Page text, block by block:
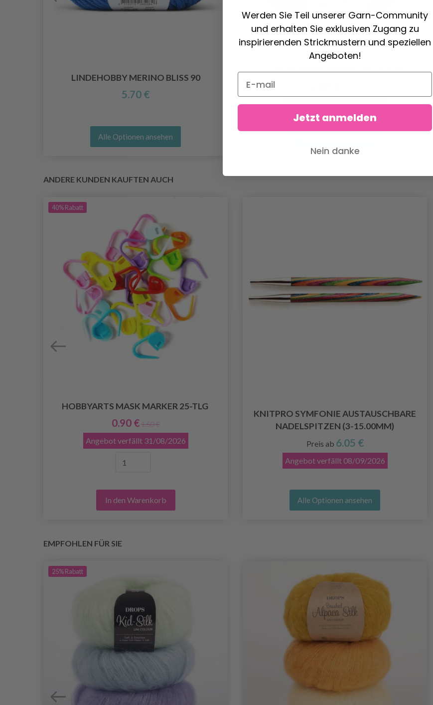
LINDEHOBBY MERINO BLISS 90
5.70 €
Alle Optionen ansehen
LINDEHOBBY MERINO BLISS 175
Angebot verfällt31/08/2026
ANDERE KUNDEN KAUFTEN AUCH
40%Rabatt
HOBBYARTS MASK MARKER 25-TLG
0.90 € 1.50 €
Angebot verfällt 31/08/2026
In den Warenkorb
KNITPRO SYMFONIE AUSTAUSCHBARE
NADELSPITZEN (3-15.00MM)
Preis ab 6.05 €
Angebot verfällt 08/09/2026
Alle Optionen ansehen
EMPFOHLEN FÜR SIE
25%Rabatt
Werden Sie Teil unserer Garn-Community
und erhalten Sie exklusiven Zugang zu
inspirierenden Strickmustern und speziellen
Angeboten!
Jetzt anmelden
Nein danke